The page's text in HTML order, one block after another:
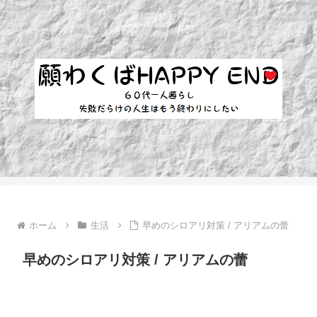
ホーム 生活 早めのシロアリ対策 / アリアムの蕾
早めのシロアリ対策 / アリアムの蕾